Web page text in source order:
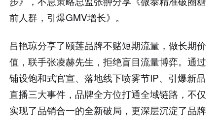
前人群，引爆GMV增长》。
吕艳琼分享了颐莲品牌不赌短期流量，做长期价
值，联手张凌赫先生，拒绝盲目流量博弈。通过
铺设饱和式官宣、落地线下喷雾节IP、引爆新品
直播三大事件，品牌全方位打通全域链路，不仅
实现了品销合一的全新破局，更深层沉淀了品牌